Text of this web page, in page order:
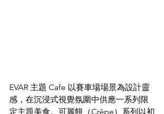
EVAR 主題 Cafe 以賽車場場景為設計靈
感，在沉浸式視覺氛圍中供應一系列限
定主題美食。可麗餅（Crêpe）系列以初